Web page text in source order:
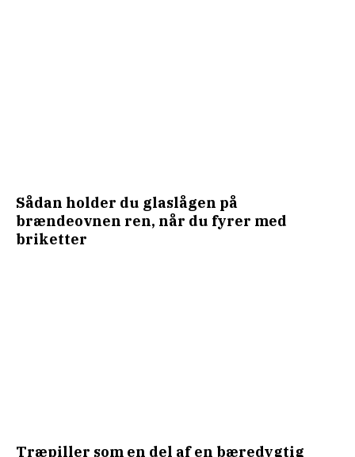
Sådan holder du glaslågen på
brændeovnen ren, når du fyrer med
briketter
Træpiller som en del af en bæredygtig